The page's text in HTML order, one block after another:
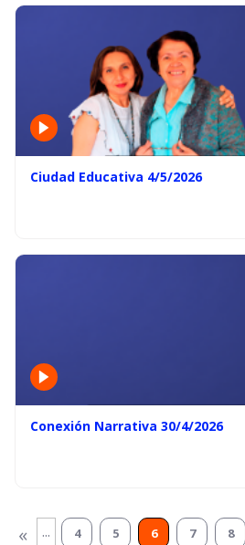
Ciudad Educativa 4/5/2026
Conexión Narrativa 30/4/2026
« ... 4 5 6 7 8